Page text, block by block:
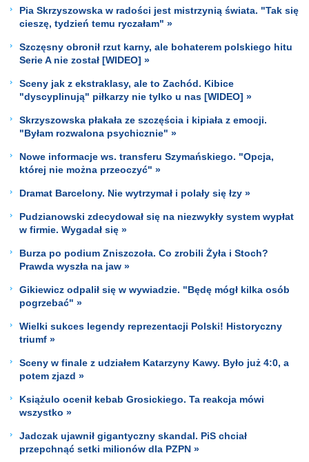
Pia Skrzyszowska w radości jest mistrzynią świata. "Tak się
cieszę, tydzień temu ryczałam" »
Szczęsny obronił rzut karny, ale bohaterem polskiego hitu
Serie A nie został [WIDEO] »
Sceny jak z ekstraklasy, ale to Zachód. Kibice
"dyscyplinują" piłkarzy nie tylko u nas [WIDEO] »
Skrzyszowska płakała ze szczęścia i kipiała z emocji.
"Byłam rozwalona psychicznie" »
Nowe informacje ws. transferu Szymańskiego. "Opcja,
której nie można przeoczyć" »
Dramat Barcelony. Nie wytrzymał i polały się łzy »
Pudzianowski zdecydował się na niezwykły system wypłat
w firmie. Wygadał się »
Burza po podium Zniszczoła. Co zrobili Żyła i Stoch?
Prawda wyszła na jaw »
Gikiewicz odpalił się w wywiadzie. "Będę mógł kilka osób
pogrzebać" »
Wielki sukces legendy reprezentacji Polski! Historyczny
triumf »
Sceny w finale z udziałem Katarzyny Kawy. Było już 4:0, a
potem zjazd »
Książulo ocenił kebab Grosickiego. Ta reakcja mówi
wszystko »
Jadczak ujawnił gigantyczny skandal. PiS chciał
przepchnąć setki milionów dla PZPN »